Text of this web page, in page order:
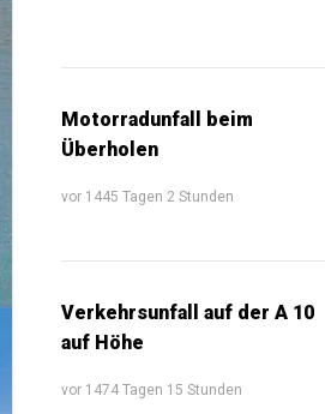
Motorradunfall beim
Überholen
vor 1445 Tagen 2 Stunden
Verkehrsunfall auf der A 10
auf Höhe
vor 1474 Tagen 15 Stunden